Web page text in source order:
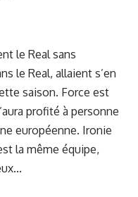
le Real sans
le Real, allaient s’en
saison. Force est
profité à personne
européenne. Ironie
la même équipe,